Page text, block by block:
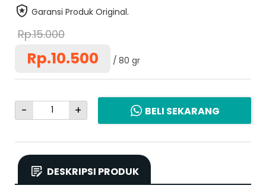
Garansi Produk Original.
Rp.15.000
Rp.10.500 80 gr
- + BELI SEKARANG
DESKRIPSI PRODUK